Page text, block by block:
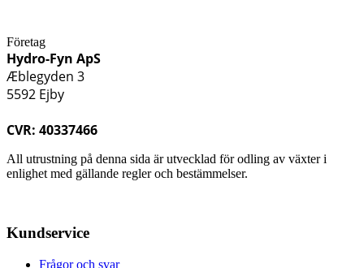
Företag
Hydro-Fyn ApS
Æblegyden 3
5592 Ejby
CVR: 40337466
All utrustning på denna sida är utvecklad för odling av växter i
enlighet med gällande regler och bestämmelser.
Kundservice
Frågor och svar